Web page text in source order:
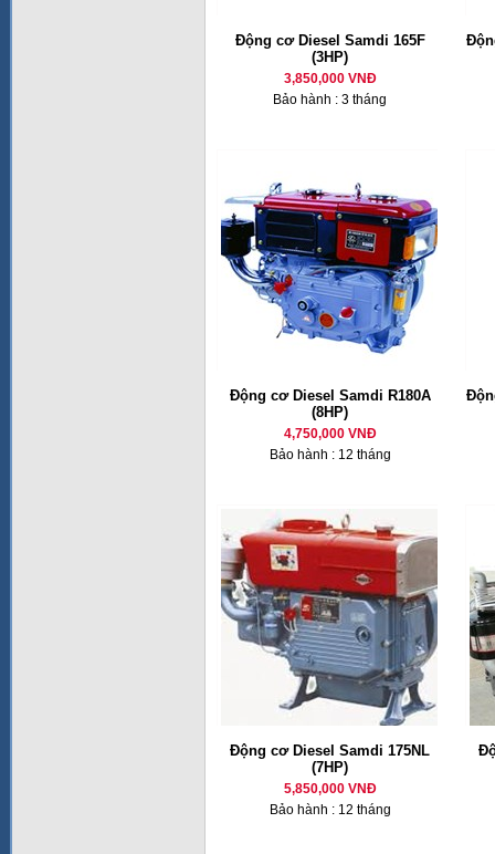
Động cơ Diesel Samdi 165F
(3HP)
3,850,000 VNĐ
Bảo hành : 3 tháng
Động cơ Diesel Samdi R180A
(8HP)
4,750,000 VNĐ
Bảo hành : 12 tháng
Động cơ Diesel Samdi 175NL
(7HP)
5,850,000 VNĐ
Bảo hành : 12 tháng